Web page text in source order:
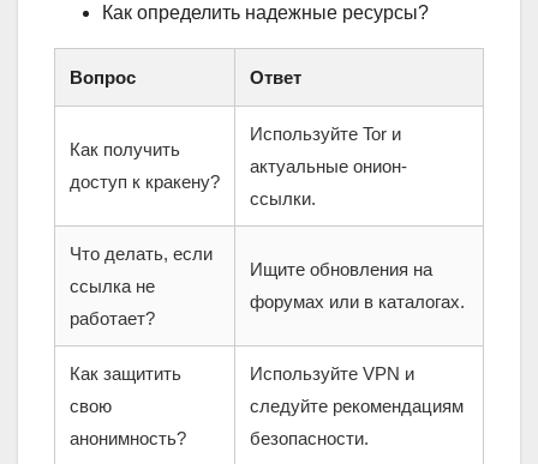
Как определить надежные ресурсы?
Вопрос Ответ
Как получить
доступ к кракену?
Используйте Tor и
актуальные онион-
ссылки.
Что делать, если
ссылка не
работает?
Ищите обновления на
форумах или в каталогах.
Как защитить
свою
анонимность?
Используйте VPN и
следуйте рекомендациям
безопасности.